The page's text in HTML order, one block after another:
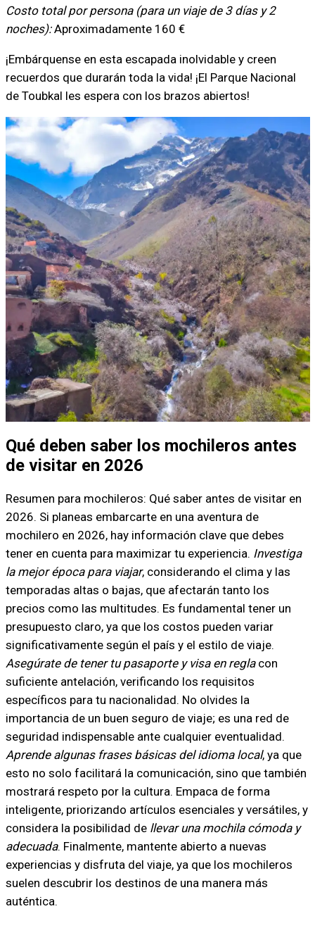
Costo total por persona (para un viaje de 3 días y 2
noches):Aproximadamente 160 €
¡Embárquense en esta escapada inolvidable y creen
recuerdos que durarán toda la vida! ¡El Parque Nacional
de Toubkal les espera con los brazos abiertos!
Qué deben saber los mochileros antes
de visitar en 2026
Resumen para mochileros: Qué saber antes de visitar en
2026. Si planeas embarcarte en una aventura de
mochilero en 2026, hay información clave que debes
tener en cuenta para maximizar tu experiencia. Investiga
la mejor época para viajar, considerando el clima y las
temporadas altas o bajas, que afectarán tanto los
precios como las multitudes. Es fundamental tener un
presupuesto claro, ya que los costos pueden variar
significativamente según el país y el estilo de viaje.
Asegúrate de tener tu pasaporte y visa en reglacon
suficiente antelación, verificando los requisitos
específicos para tu nacionalidad. No olvides la
importancia de un buen seguro de viaje; es una red de
seguridad indispensable ante cualquier eventualidad.
Aprende algunas frases básicas del idioma local, ya que
esto no solo facilitará la comunicación, sino que también
mostrará respeto por la cultura. Empaca de forma
inteligente, priorizando artículos esenciales y versátiles, y
considera la posibilidad de llevar una mochila cómoda y
adecuada. Finalmente, mantente abierto a nuevas
experiencias y disfruta del viaje, ya que los mochileros
suelen descubrir los destinos de una manera más
auténtica.